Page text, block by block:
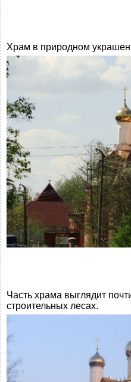
Храм в природном
Часть храма выглядит
строительных лесах.